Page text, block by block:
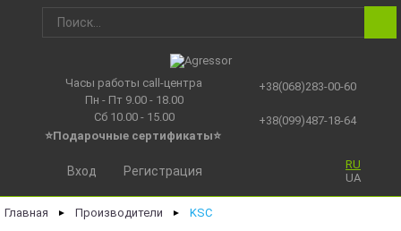
Часы работы call-центра
Пн - Пт 9.00 - 18.00
Сб 10.00 - 15.00
⭐Подарочные сертификаты⭐
+38(068)283-00-60
+38(099)487-18-64
RU
UA
Вход Регистрация
Главная ► Производители ► KSC